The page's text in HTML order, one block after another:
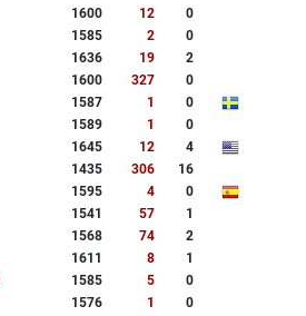
1600 12
0
1585 2
0
1636 19
2
1600 327
0
1587 1
0
1589 1
0
1645 12
4
1435 306
16
1595 4
0
1541 57
1
1568 74
2
1611 8
1
1585 5
0
1576 1
0